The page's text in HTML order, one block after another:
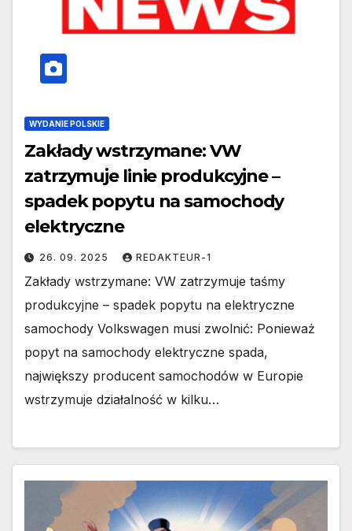
WYDANIE POLSKIE
Zakłady wstrzymane: VW
zatrzymuje linie produkcyjne –
spadek popytu na samochody
elektryczne
26. 09. 2025 REDAKTEUR-1
Zakłady wstrzymane: VW zatrzymuje taśmy
produkcyjne – spadek popytu na elektryczne
samochody Volkswagen musi zwolnić: Ponieważ
popyt na samochody elektryczne spada,
największy producent samochodów w Europie
wstrzymuje działalność w kilku…